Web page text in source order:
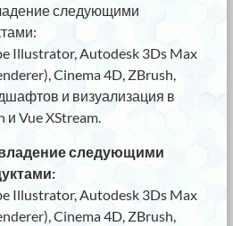
следующими
Illustrator, Autodesk 3Ds Max
Cinema 4D, ZBrush,
и визуализация в
Vue XStream.
следующими
Illustrator, Autodesk 3Ds Max
Cinema 4D, ZBrush,